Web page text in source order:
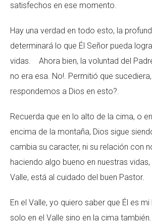
satisfechos en ese momento.
Hay una verdad en todo esto, la
determinará lo que Él Señor pueda
vidas. Ahora bien, la voluntad del
no era esa. No!. Permitió que
respondemos a Dios en esto?.
Recuerda que en lo alto de la cima, o
encima de la montaña, Dios sigue
cambia su caracter, ni su relación con
haciendo algo bueno en nuestras
Valle, está al cuidado del buen Pastor.
En el Valle, yo quiero saber que Él es
solo en el Valle sino en la cima también.